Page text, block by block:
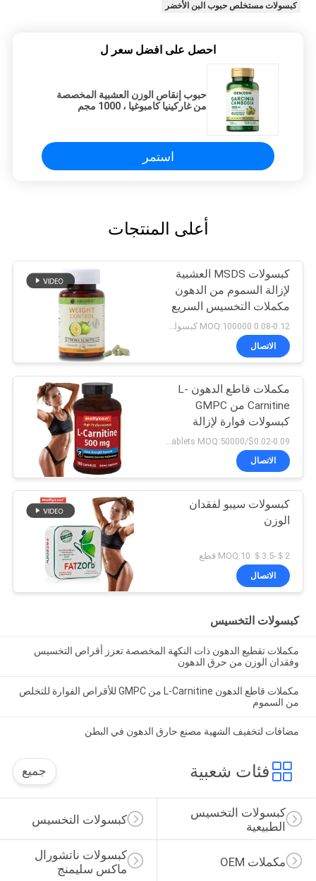
كبسولات مستخلص حبوب البن الأخضر
احصل على افضل سعر ل
حبوب إنقاص الوزن العشبية المخصصة
من غاركينيا كامبوغيا ، 1000 مجم
استمر
أعلى المنتجات
كبسولات MSDS العشبية
لإزالة السموم من الدهون
مكملات التخسيس السريع
120 كبسولة
الاتصال
مكملات قاطع الدهون L-
Carnitine من GMPC
كبسولات فوارة لإزالة
السموم
الاتصال
كبسولات سيبو لفقدان
الوزن
＄2-＄3.5 MOQ:10 قطع
الاتصال
كبسولات التخسيس
مكملات تقطيع الدهون ذات النكهة المخصصة تعزز أقراص التخسيس
وفقدان الوزن من حرق الدهون
مكملات قاطع الدهون L-Carnitine من GMPC للأقراص الفوارة للتخلص
من السموم
مضافات لتخفيف الشهية مصنع حارق الدهون في البطن
فئات شعبية جميع
كبسولات التخسيس
كبسولات التخسيس
الطبيعية
كبسولات ناتشورال
ماكس سليمنج
مكملات OEM